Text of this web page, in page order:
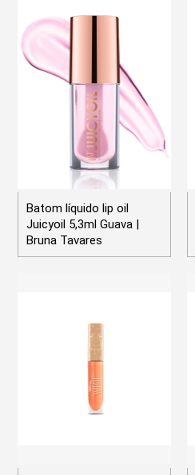
Batom líquido lip oil
Juicyoil 5,3ml Guava |
Bruna Tavares